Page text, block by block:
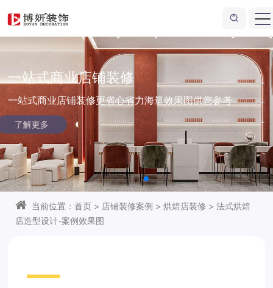
一站式商业店铺装修
一站式商业店铺装修更省心省力海量效果图供您参考
了解更多
当前位置：首页 > 店铺装修案例 >烘焙店装修 >法式烘焙
店造型设计-案例效果图